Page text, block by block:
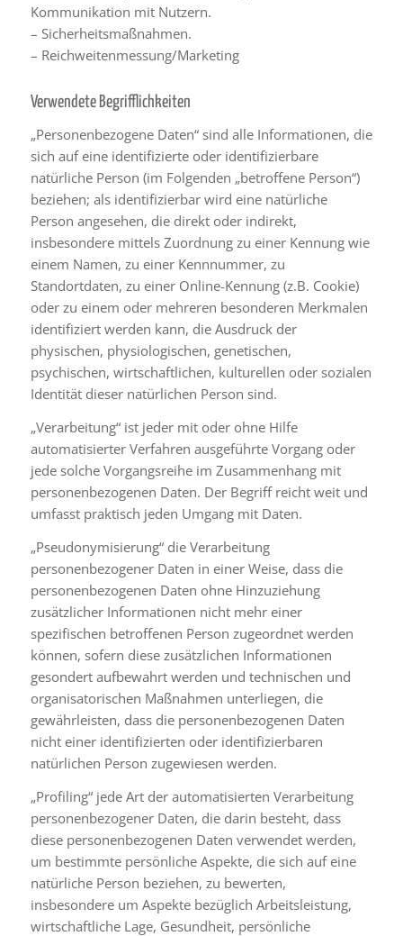
Kommunikation mit Nutzern.
– Sicherheitsmaßnahmen.
– Reichweitenmessung/Marketing
Verwendete Begrifflichkeiten
„Personenbezogene Daten“ sind alle Informationen, die
sich auf eine identifizierte oder identifizierbare
natürliche Person (im Folgenden „betroffene Person“)
beziehen; als identifizierbar wird eine natürliche
Person angesehen, die direkt oder indirekt,
insbesondere mittels Zuordnung zu einer Kennung wie
einem Namen, zu einer Kennnummer, zu
Standortdaten, zu einer Online-Kennung (z.B. Cookie)
oder zu einem oder mehreren besonderen Merkmalen
identifiziert werden kann, die Ausdruck der
physischen, physiologischen, genetischen,
psychischen, wirtschaftlichen, kulturellen oder sozialen
Identität dieser natürlichen Person sind.
„Verarbeitung“ ist jeder mit oder ohne Hilfe
automatisierter Verfahren ausgeführte Vorgang oder
jede solche Vorgangsreihe im Zusammenhang mit
personenbezogenen Daten. Der Begriff reicht weit und
umfasst praktisch jeden Umgang mit Daten.
„Pseudonymisierung“ die Verarbeitung
personenbezogener Daten in einer Weise, dass die
personenbezogenen Daten ohne Hinzuziehung
zusätzlicher Informationen nicht mehr einer
spezifischen betroffenen Person zugeordnet werden
können, sofern diese zusätzlichen Informationen
gesondert aufbewahrt werden und technischen und
organisatorischen Maßnahmen unterliegen, die
gewährleisten, dass die personenbezogenen Daten
nicht einer identifizierten oder identifizierbaren
natürlichen Person zugewiesen werden.
„Profiling“ jede Art der automatisierten Verarbeitung
personenbezogener Daten, die darin besteht, dass
diese personenbezogenen Daten verwendet werden,
um bestimmte persönliche Aspekte, die sich auf eine
natürliche Person beziehen, zu bewerten,
insbesondere um Aspekte bezüglich Arbeitsleistung,
wirtschaftliche Lage, Gesundheit, persönliche